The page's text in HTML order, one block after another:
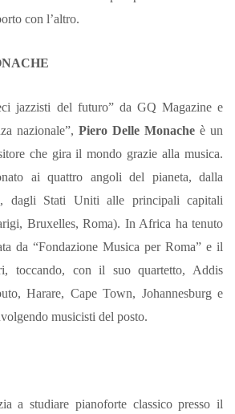
con l’altro.
jazzisti del futuro” da GQ Magazine e
nazionale”, Piero Delle Monache è un
che gira il mondo grazie alla musica.
ai quattro angoli del pianeta, dalla
dagli Stati Uniti alle principali capitali
Bruxelles, Roma). In Africa ha tenuto
da “Fondazione Musica per Roma” e il
toccando, con il suo quartetto, Addis
Harare, Cape Town, Johannesburg e
musicisti del posto.
a studiare pianoforte classico presso il